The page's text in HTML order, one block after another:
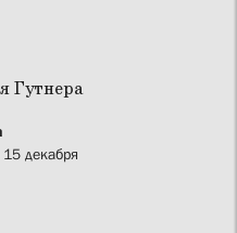
декабря